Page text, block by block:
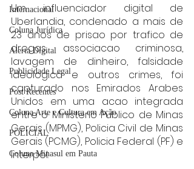
Internacional
Coluna Jurídica
Alerta Digital
Publicidade Legal
Post Recentes
Coluna Arte e Cultura em Ação
POLICIAL
Coluna Minasul em Pauta
Um influenciador digital de
Uberlandia, condenado a mais de
23 anos de prisao por trafico de
drogas, associacao criminosa,
lavagem de dinheiro, falsidade
ideologica e outros crimes, foi
capturado nos Emirados Arabes
Unidos em uma acao integrada
entre o Ministerio Publico de Minas
Gerais (MPMG), Policia Civil de Minas
Gerais (PCMG), Policia Federal (PF) e
Interpol.